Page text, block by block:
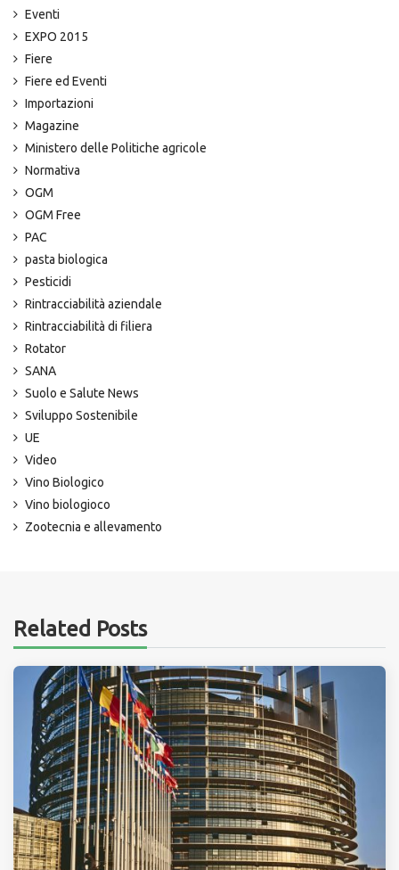
Eventi
EXPO 2015
Fiere
Fiere ed Eventi
Importazioni
Magazine
Ministero delle Politiche agricole
Normativa
OGM
OGM Free
PAC
pasta biologica
Pesticidi
Rintracciabilità aziendale
Rintracciabilità di filiera
Rotator
SANA
Suolo e Salute News
Sviluppo Sostenibile
UE
Video
Vino Biologico
Vino biologioco
Zootecnia e allevamento
Related Posts